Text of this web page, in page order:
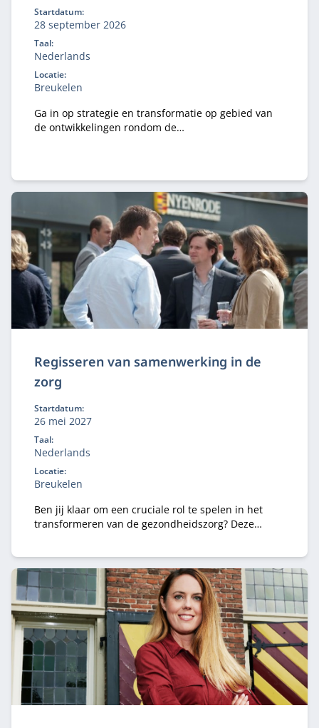
Startdatum:
28 september 2026
Taal:
Nederlands
Locatie:
Breukelen
Ga in op strategie en transformatie op gebied van
de ontwikkelingen rondom de
Regisseren van samenwerking in de
zorg
Startdatum:
26 mei 2027
Taal:
Nederlands
Locatie:
Breukelen
Ben jij klaar om een cruciale rol te spelen in het
transformeren van de gezondheidszorg? Deze
samenwerkingsverbanden te vernieuwen, te
verbeteren en te versnellen.